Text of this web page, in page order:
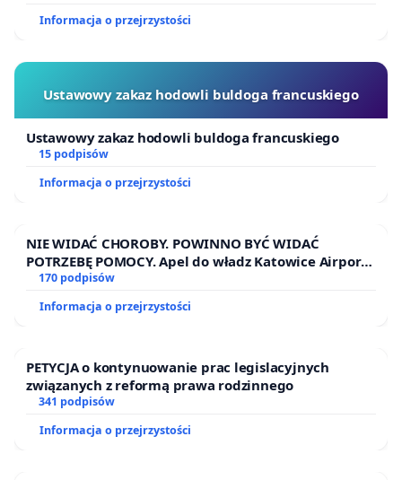
Informacja o przejrzystości
Ustawowy zakaz hodowli buldoga francuskiego
Ustawowy zakaz hodowli buldoga francuskiego
15 podpisów
Informacja o przejrzystości
NIE WIDAĆ CHOROBY. POWINNO BYĆ WIDAĆ
POTRZEBĘ POMOCY. Apel do władz Katowice Airport
o przystąpienie do programu HIDDEN DISABILITIES
NIEPEŁNOSPRAWNOŚCI
170 podpisów
Informacja o przejrzystości
PETYCJA o kontynuowanie prac legislacyjnych
związanych z reformą prawa rodzinnego
341 podpisów
Informacja o przejrzystości